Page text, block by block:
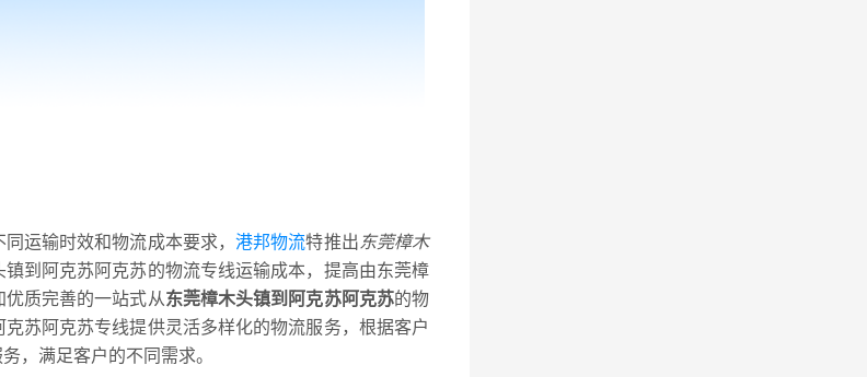
运输时效和物流成本要求，港邦物流特推出东莞樟木
到阿克苏阿克苏的物流专线运输成本，提高由东莞樟
质完善的一站式从东莞樟木头镇到阿克苏阿克苏的物
苏阿克苏专线提供灵活多样化的物流服务，根据客户
，满足客户的不同需求。